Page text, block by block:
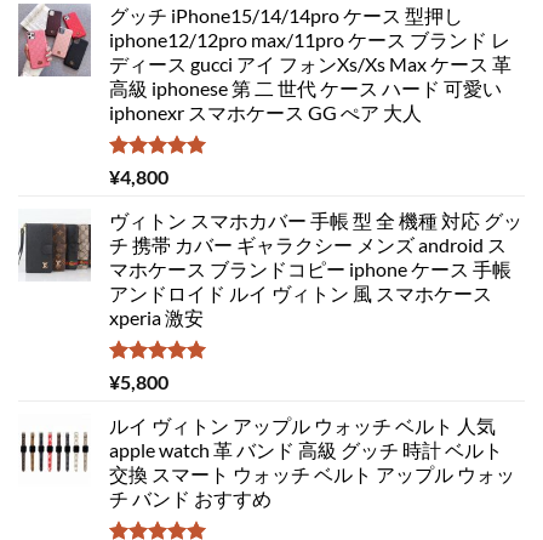
グッチ iPhone15/14/14pro ケース 型押し
iphone12/12pro max/11pro ケース ブランド レ
ディース gucci アイ フォンXs/Xs Max ケース 革
高級 iphonese 第 二 世代 ケース ハード 可愛い
iphonexr スマホケース GG ぺア 大人
5段階中
5.00
¥4,800
ヴィトン スマホカバー 手帳 型 全 機種 対応 グッ
チ 携帯 カバー ギャラクシー メンズ android ス
マホケース ブランドコピー iphone ケース 手帳
アンドロイド ルイ ヴィトン 風 スマホケース
xperia 激安
5段階中
5.00
¥5,800
ルイ ヴィトン アップル ウォッチ ベルト 人気
apple watch 革 バンド 高級 グッチ 時計 ベルト
交換 スマート ウォッチ ベルト アップル ウォッ
チ バンド おすすめ